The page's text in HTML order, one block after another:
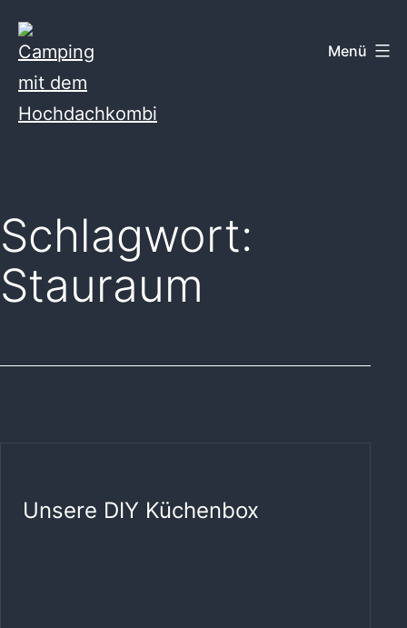
Inhalt
springen
Hochdachkombi
Menü
Schlagwort:
Stauraum
Unsere DIY Küchenbox